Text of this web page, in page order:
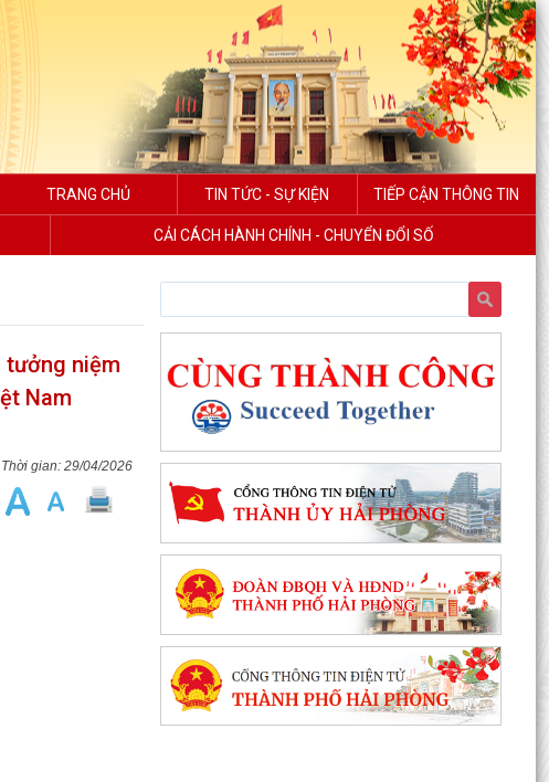
TRANG CHỦ TIN TỨC - SỰ KIỆN TIẾP CẬN THÔNG TIN
CẢI CÁCH HÀNH CHÍNH - CHUYỂN ĐỔI SỐ
tưởng niệm
Nam
29/04/2026